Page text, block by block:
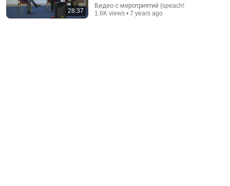
Force Your Brain to Think Like a Genius | Richard
Feynman
28:37
Видео с мероприятий {speach!
1.6K views • 7 years ago